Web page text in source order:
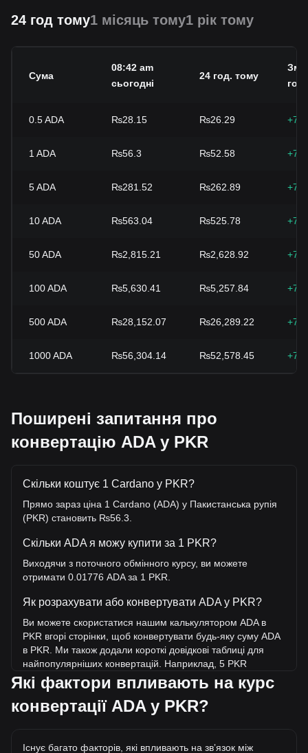
24 год тому1 місяць тому1 рік тому
Сума
08:42 am
сьогодні
24 год. тому
год.
0.5ADA ₨28.15 ₨26.29
1 ADA ₨56.3 ₨52.58
5ADA ₨281.52 ₨262.89
10ADA ₨563.04 ₨525.78
50ADA ₨2,815.21 ₨2,628.92
100ADA ₨5,630.41 ₨5,257.84
500ADA ₨28,152.07 ₨26,289.22
1000ADA ₨56,304.14 ₨52,578.45
Поширені запитання про
конвертацію ADA у PKR
Скільки коштує 1 Cardano у PKR?
Прямо зараз ціна 1 Cardano (ADA) у Пакистанська рупія
(PKR) становить ₨56.3.
Скільки ADA я можу купити за 1 PKR?
Виходячи з поточного обмінного курсу, ви можете
отримати 0.01776 ADA за 1 PKR.
Як розрахувати або конвертувати ADA у PKR?
Ви можете скористатися нашим калькулятором ADA в
PKR вгорі сторінки, щоб конвертувати будь-яку суму ADA
в PKR. Ми також додали короткі довідкові таблиці для
найпопулярніших конвертацій. Наприклад, 5 PKR
еквівалентні 0.08880 ADA, а 5 ADA коштуватимуть близько
281.52PKR.
Яка найвища ціна ADA/PKR в історії?
₨862.02. Ще невідомо, чи перевищить вартість 1 ADA у
Які фактори впливають на курс
конвертації ADA у PKR?
Існує багато факторів, які впливають на звʼязок між